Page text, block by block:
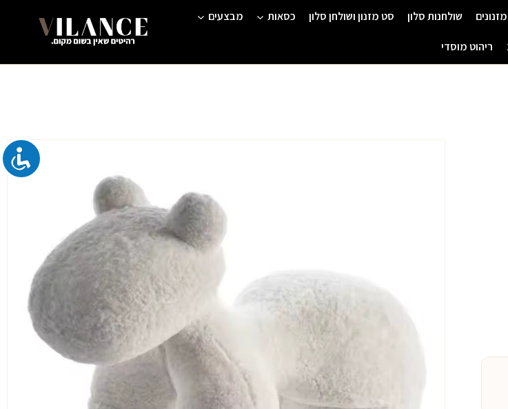
מזנונים שולחנות סלון סט מזנון ושולחן סלון כסאות מבצעים
ריהוט מוסדי
המקורי
היה:
הנוכחי
הוא:
1,390 ₪.